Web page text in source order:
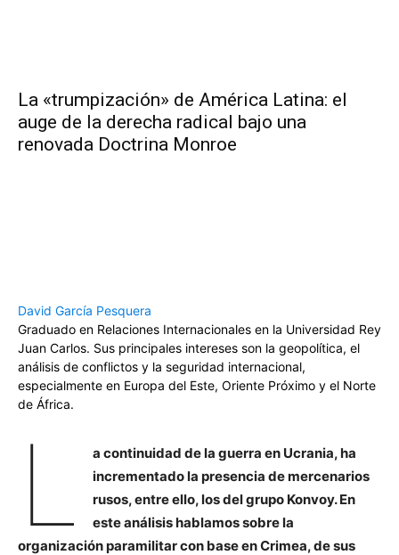
La «trumpización» de América Latina: el
auge de la derecha radical bajo una
renovada Doctrina Monroe
David García Pesquera
Graduado en Relaciones Internacionales en la Universidad Rey
Juan Carlos. Sus principales intereses son la geopolítica, el
análisis de conflictos y la seguridad internacional,
especialmente en Europa del Este, Oriente Próximo y el Norte
de África.
L
a continuidad de la guerra en Ucrania, ha
incrementado la presencia de mercenarios
rusos, entre ello, los del grupo Konvoy. En
este análisis hablamos sobre la
organización paramilitar con base en Crimea, de sus